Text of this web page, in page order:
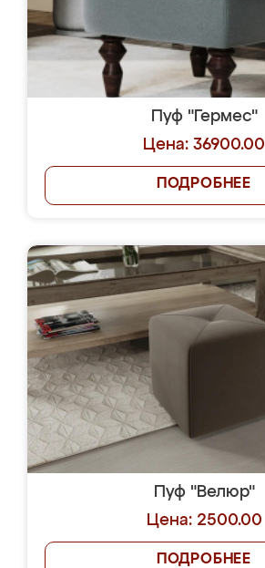
Пуф "Гермес"
Цена: 36900.00
ПОДРОБНЕЕ
Пуф "Велюр"
Цена: 2500.00
ПОДРОБНЕЕ